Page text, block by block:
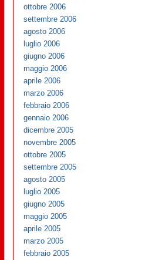
ottobre 2006
settembre 2006
agosto 2006
luglio 2006
giugno 2006
maggio 2006
aprile 2006
marzo 2006
febbraio 2006
gennaio 2006
dicembre 2005
novembre 2005
ottobre 2005
settembre 2005
agosto 2005
luglio 2005
giugno 2005
maggio 2005
aprile 2005
marzo 2005
febbraio 2005